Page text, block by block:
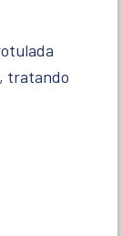
tratando